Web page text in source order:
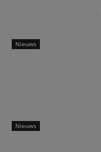
Nieuws
Nieuws